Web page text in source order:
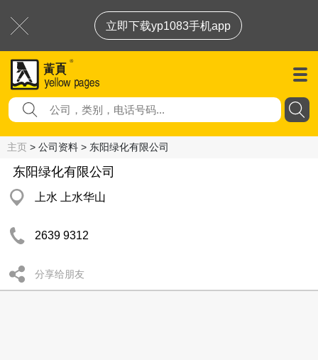
立即下载yp1083手机app
主页 > 公司资料 > 东阳绿化有限公司
东阳绿化有限公司
上水 上水华山
2639 9312
分享给朋友